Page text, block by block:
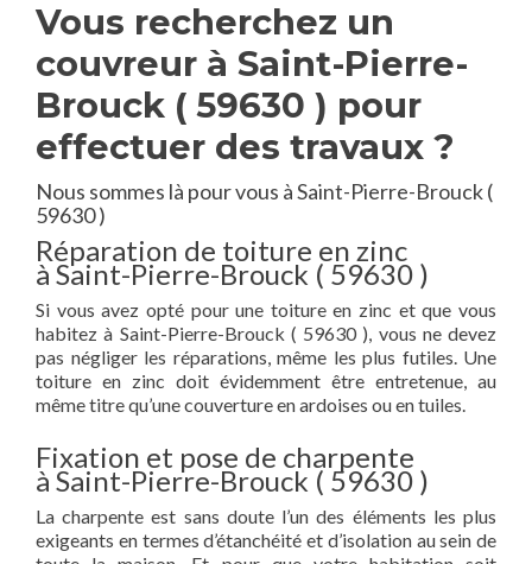
Vous recherchez un
couvreur à Saint-Pierre-
Brouck ( 59630 ) pour
effectuer des travaux ?
Nous sommes là pour vous à Saint-Pierre-Brouck (
59630 )
Réparation de toiture en zinc
à Saint-Pierre-Brouck ( 59630 )
Si vous avez opté pour une toiture en zinc et que vous
habitez à Saint-Pierre-Brouck ( 59630 ), vous ne devez
pas négliger les réparations, même les plus futiles. Une
toiture en zinc doit évidemment être entretenue, au
même titre qu’une couverture en ardoises ou en tuiles.
Fixation et pose de charpente
à Saint-Pierre-Brouck ( 59630 )
La charpente est sans doute l’un des éléments les plus
exigeants en termes d’étanchéité et d’isolation au sein de